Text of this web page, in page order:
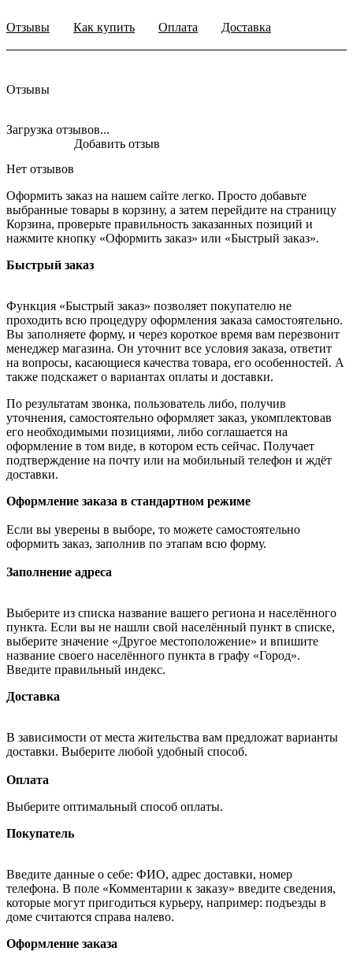
Отзывы Как купить Оплата Доставка
Отзывы
Загрузка отзывов...
Нет отзывов
Добавить отзыв
Оформить заказ на нашем сайте легко. Просто добавьте
выбранные товары в корзину, а затем перейдите на страницу
Корзина, проверьте правильность заказанных позиций и
нажмите кнопку «Оформить заказ» или «Быстрый заказ».
Быстрый заказ
Функция «Быстрый заказ» позволяет покупателю не
проходить всю процедуру оформления заказа самостоятельно.
Вы заполняете форму, и через короткое время вам перезвонит
менеджер магазина. Он уточнит все условия заказа, ответит
на вопросы, касающиеся качества товара, его особенностей. А
также подскажет о вариантах оплаты и доставки.
По результатам звонка, пользователь либо, получив
уточнения, самостоятельно оформляет заказ, укомплектовав
его необходимыми позициями, либо соглашается на
оформление в том виде, в котором есть сейчас. Получает
подтверждение на почту или на мобильный телефон и ждёт
доставки.
Оформление заказа в стандартном режиме
Если вы уверены в выборе, то можете самостоятельно
оформить заказ, заполнив по этапам всю форму.
Заполнение адреса
Выберите из списка название вашего региона и населённого
пункта. Если вы не нашли свой населённый пункт в списке,
выберите значение «Другое местоположение» и впишите
название своего населённого пункта в графу «Город».
Введите правильный индекс.
Доставка
В зависимости от места жительства вам предложат варианты
доставки. Выберите любой удобный способ.
Оплата
Выберите оптимальный способ оплаты.
Покупатель
Введите данные о себе: ФИО, адрес доставки, номер
телефона. В поле «Комментарии к заказу» введите сведения,
которые могут пригодиться курьеру, например: подъезды в
доме считаются справа налево.
Оформление заказа